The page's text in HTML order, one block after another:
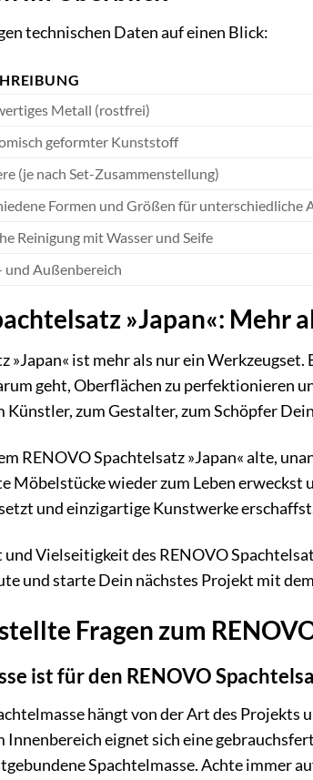
technischen Daten auf einen Blick:
Metall (rostfrei)
geformter Kunststoff
(je nach Set-Zusammenstellung)
Formen und Größen für unterschiedliche
Reinigung mit Wasser und Seife
und Außenbereich
»Japan«: Mehr
»Japan« ist mehr als nur ein
geht, Oberflächen zu perfektionieren
zum Gestalter, zum Schöpfer
RENOVO Spachtelsatz »Japan« alte,
Möbelstücke wieder zum Leben
und einzigartige Kunstwerke
Vielseitigkeit des RENOVO
und starte Dein nächstes Projekt mit
Fragen zum
ist für den RENOVO
hängt von der Art des Projekts
eignet sich eine
Spachtelmasse. Achte immer